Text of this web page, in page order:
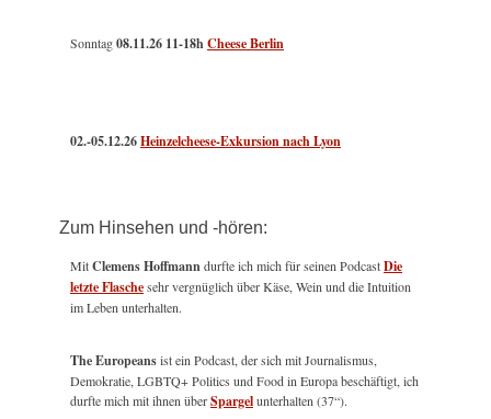
Sonntag08.11.26 11-18hCheese Berlin
02.-05.12.26Heinzelcheese-Exkursion nach Lyon
Zum Hinsehen und -hören:
MitClemens Hoffmanndurfte ich mich für seinen PodcastDie
letzte Flaschesehr vergnüglich über Käse, Wein und die Intuition
im Leben unterhalten.
The Europeansist ein Podcast, der sich mit Journalismus,
Demokratie, LGBTQ+ Politics und Food in Europa beschäftigt, ich
durfte mich mit ihnen überSpargelunterhalten (37“).